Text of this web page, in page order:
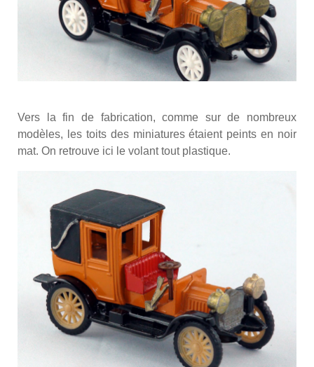
Vers la fin de fabrication, comme sur de nombreux
modèles, les toits des miniatures étaient peints en noir
mat. On retrouve ici le volant tout plastique.